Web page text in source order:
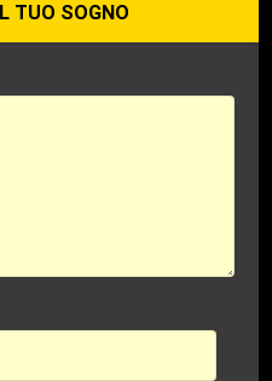
TUO SOGNO